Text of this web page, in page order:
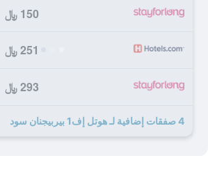
150 ﷼
251 ﷼
293 ﷼
4 صفقات إضافية لـ هوتل إف1 بيربيجنان سود